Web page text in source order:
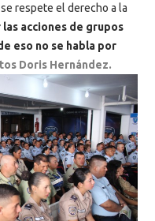
respete el derecho a la
acciones de grupos
eso no se habla por
Doris Hernández.